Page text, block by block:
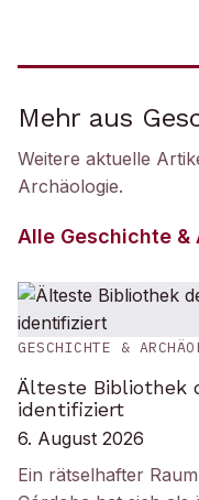
Mehr aus
Weitere aktuelle
Archäologie.
Alle Geschichte &
GESCHICHTE &
Älteste Bibliothek
identifiziert
6. August 2026
Ein rätselhafter